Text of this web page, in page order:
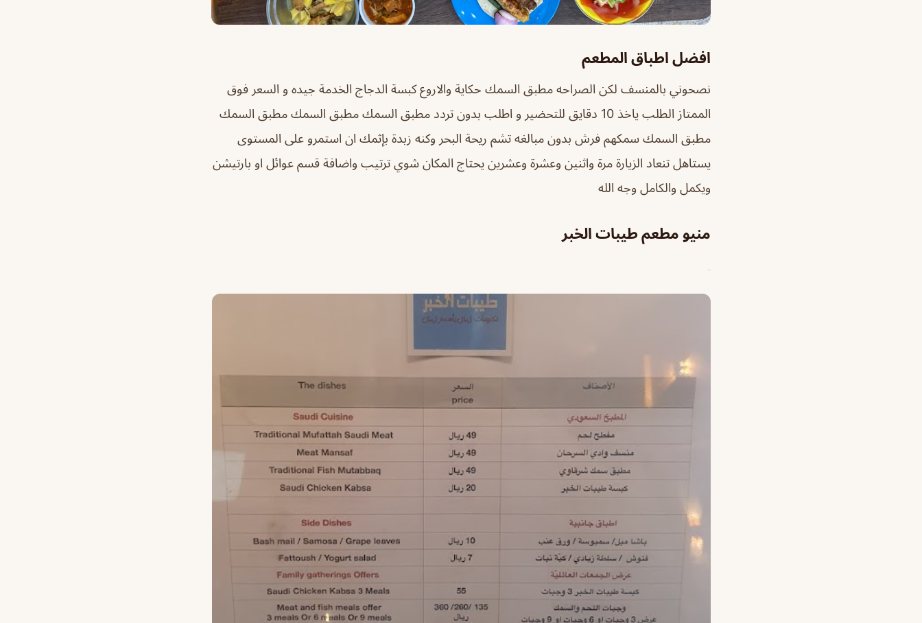
افضل اطباق المطعم
نصحوني بالمنسف لكن الصراحه مطبق السمك حكاية والاروع كبسة الدجاج الخدمة جيده و السعر فوق
الممتاز الطلب ياخذ 10 دقايق للتحضير و اطلب بدون تردد مطبق السمك مطبق السمك مطبق السمك
مطبق السمك سمكهم فرش بدون مبالغه تشم ريحة البحر وكنه زبدة بإثمك ان استمرو على المستوى
يستاهل تنعاد الزيارة مرة واثنين وعشرة وعشرين يحتاج المكان شوي ترتيب واضافة قسم عوائل او بارتيشن
ويكمل والكامل وجه الله
منيو مطعم طيبات الخبر